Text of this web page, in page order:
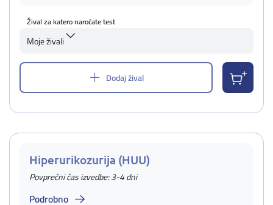
Žival za katero naročate test
Moje živali
Dodaj žival
Hiperurikozurija (HUU)
Povprečni čas izvedbe: 3-4 dni
Podrobno